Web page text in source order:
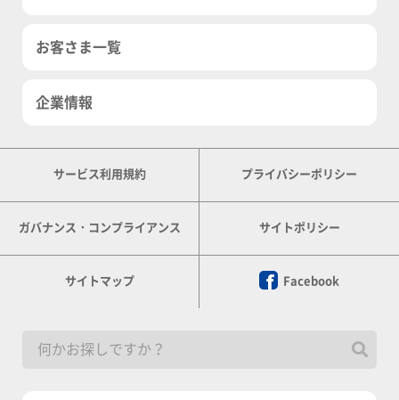
お客さま一覧
企業情報
サービス利用規約 プライバシーポリシー
ガバナンス・コンプライアンス サイトポリシー
サイトマップ Facebook